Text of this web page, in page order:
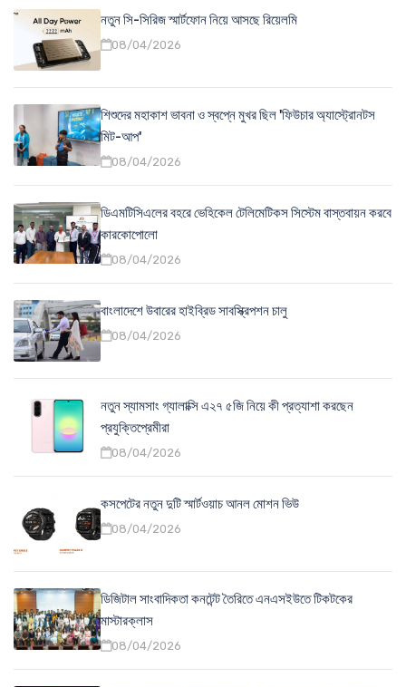
নতুন সি-সিরিজ স্মার্টফোন নিয়ে আসছে রিয়েলমি
08/04/2026
শিশুদের মহাকাশ ভাবনা ও স্বপ্নে মুখর ছিল 'ফিউচার অ্যাস্ট্রোনটস
মিট-আপ'
08/04/2026
ডিএমটিসিএলের বহরে ভেহিকেল টেলিমেটিকস সিস্টেম বাস্তবায়ন করবে
কারকোপোলো
08/04/2026
বাংলাদেশে উবারের হাইব্রিড সাবস্ক্রিপশন চালু
08/04/2026
নতুন স্যামসাং গ্যালাক্সি এ২৭ ৫জি নিয়ে কী প্রত্যাশা করছেন
প্রযুক্তিপ্রেমীরা
08/04/2026
কসপেটের নতুন দুটি স্মার্টওয়াচ আনল মোশন ভিউ
08/04/2026
ডিজিটাল সাংবাদিকতা কনটেন্ট তৈরিতে এনএসইউতে টিকটকের
মাস্টারক্লাস
08/04/2026